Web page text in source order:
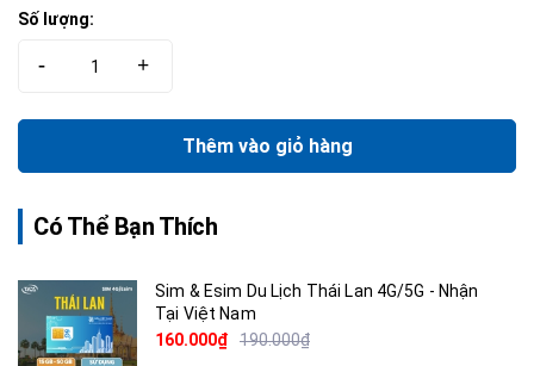
Số lượng:
- +
Thêm vào giỏ hàng
Có Thể Bạn Thích
Sim & Esim Du Lịch Thái Lan 4G/5G - Nhận
Tại Việt Nam
160.000₫ 190.000₫